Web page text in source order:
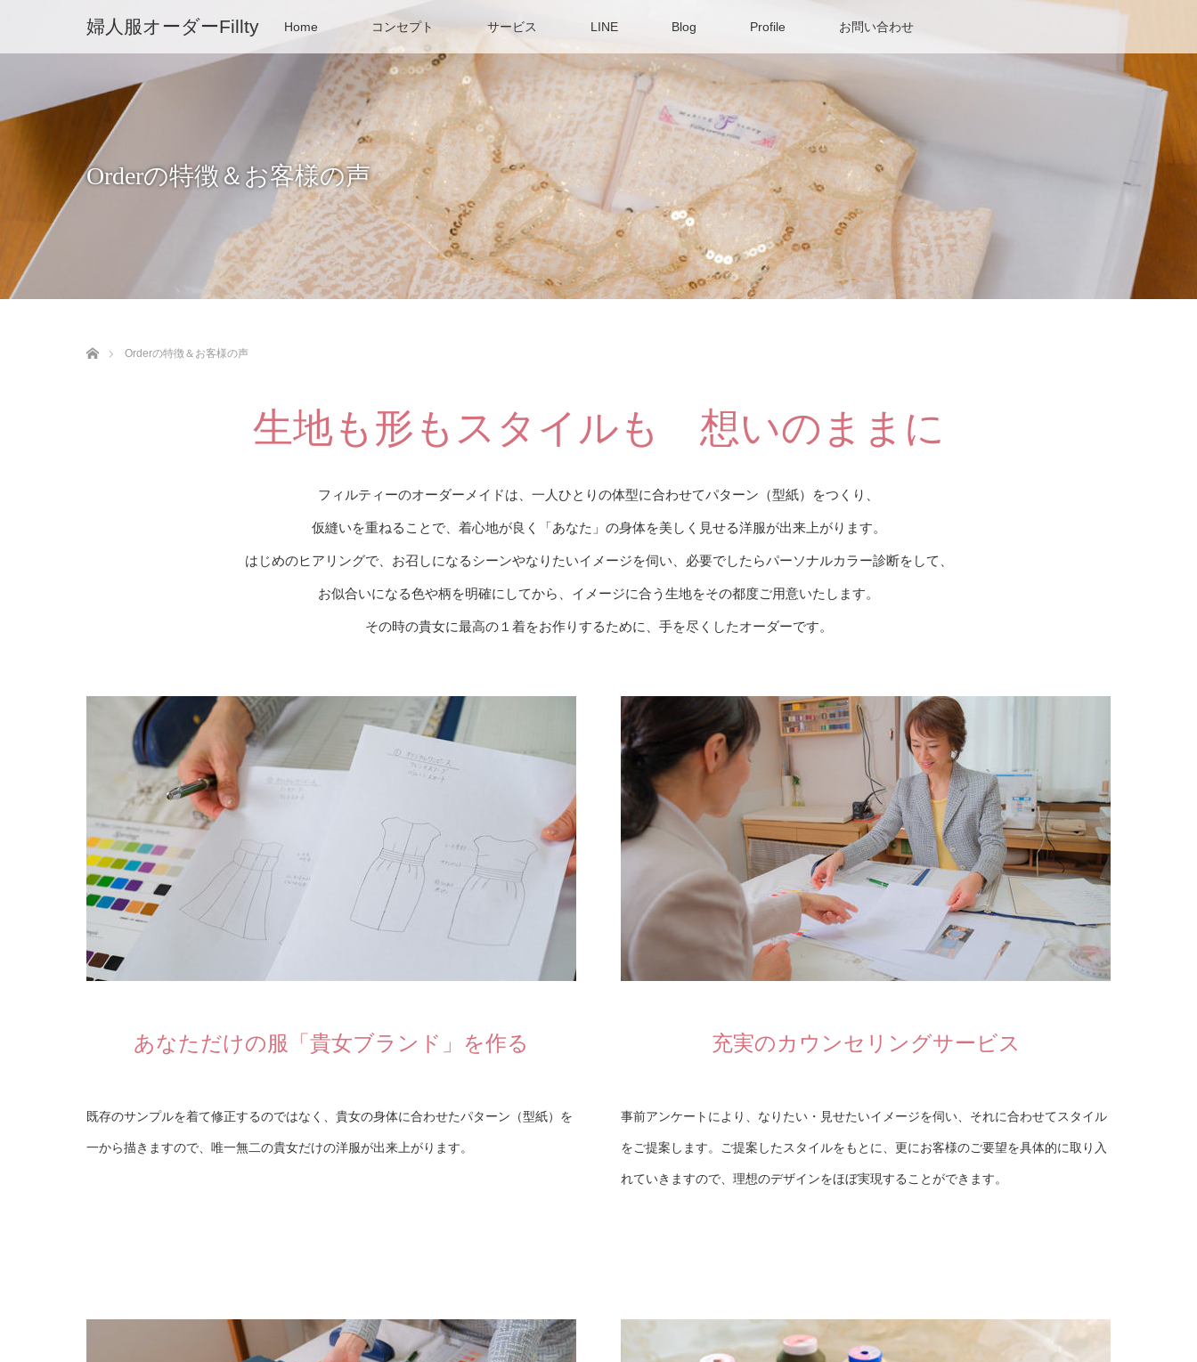
婦人服オーダーFillty Home コンセプト サービス LINE Blog Profile お問い合わせ
Orderの特徴＆お客様の声
Orderの特徴＆お客様の声
生地も形もスタイルも 想いのままに
フィルティーのオーダーメイドは、一人ひとりの体型に合わせてパターン（型紙）をつくり、
仮縫いを重ねることで、着心地が良く「あなた」の身体を美しく見せる洋服が出来上がります。
はじめのヒアリングで、お召しになるシーンやなりたいイメージを伺い、必要でしたらパーソナルカラー診断をして、
お似合いになる色や柄を明確にしてから、イメージに合う生地をその都度ご用意いたします。
その時の貴女に最高の１着をお作りするために、手を尽くしたオーダーです。
あなただけの服「貴女ブランド」を作る
既存のサンプルを着て修正するのではなく、貴女の身体に合わせたパターン（型紙）を
一から描きますので、唯一無二の貴女だけの洋服が出来上がります。
充実のカウンセリングサービス
事前アンケートにより、なりたい・見せたいイメージを伺い、それに合わせてスタイル
をご提案します。ご提案したスタイルをもとに、更にお客様のご要望を具体的に取り入
れていきますので、理想のデザインをほぼ実現することができます。